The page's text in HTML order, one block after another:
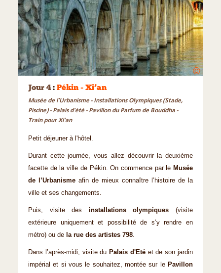
©
Jour 4 : Pékin - Xi’an
Musée de l’Urbanisme - Installations Olympiques (Stade,
Piscine) - Palais d'été - Pavillon du Parfum de Bouddha -
Train pour Xi'an
Petit déjeuner à l'hôtel.
Durant cette journée, vous allez découvrir la deuxième
facette de la ville de Pékin. On commence par le Musée
de l’Urbanisme afin de mieux connaître l’histoire de la
ville et ses changements.
Puis, visite des installations olympiques(visite
extérieure uniquement et possibilité de s’y rendre en
métro) ou de la rue des artistes 798.
Dans l’après-midi, visite du Palais d'Etéet de son jardin
impérial et si vous le souhaitez, montée sur le Pavillon